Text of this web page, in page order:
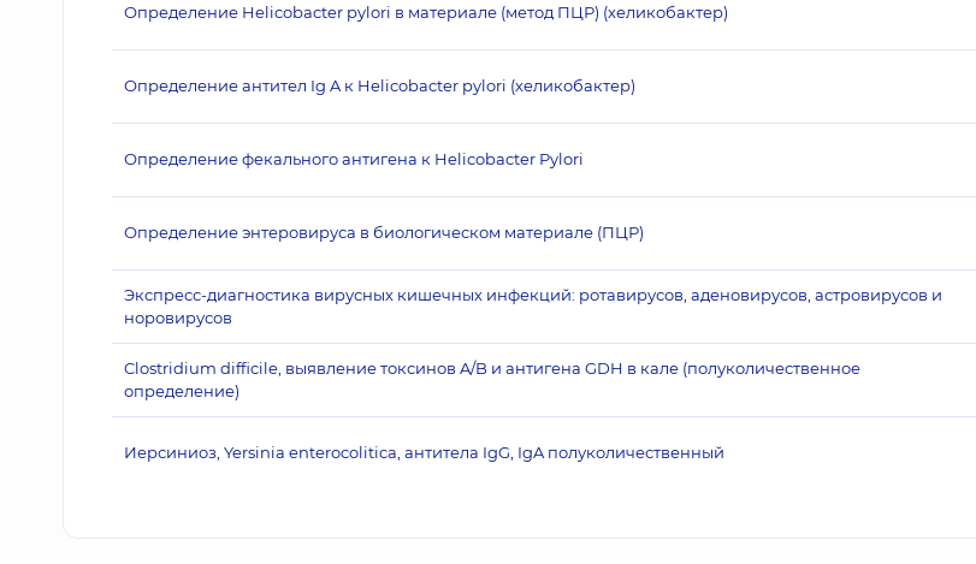
Определение Helicobacter pylori в материале (метод ПЦР) (хеликобактер)
Определение антител Ig A к Helicobacter pylori (хеликобактер)
Определение фекального антигена к Helicobacter Pylori
Определение энтеровируса в биологическом материале (ПЦР)
Экспресс-диагностика вирусных кишечных инфекций: ротавирусов, аденовирусов, астровирусов и
норовирусов
Clostridium difficile, выявление токсинов A/B и антигена GDH в кале (полуколичественное
определение)
Иерсиниоз, Yersinia enterocolitica, антитела IgG, IgA полуколичественный